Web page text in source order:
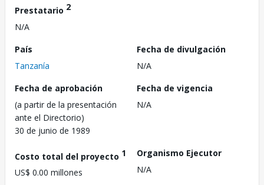
Prestatario 2
N/A
País
Tanzanía
Fecha de divulgación
N/A
Fecha de aprobación
(a partir de la presentación
ante el Directorio)
30 de junio de 1989
Fecha de vigencia
N/A
Costo total del proyecto 1
US$ 0.00 millones
Organismo Ejecutor
N/A